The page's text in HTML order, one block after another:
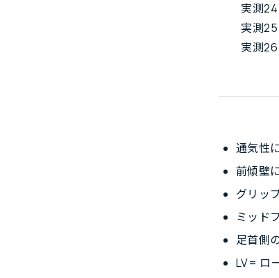
実測
実測
実測
通気性
前傾壁
グリッ
ミッド
足首側
LV= ロ